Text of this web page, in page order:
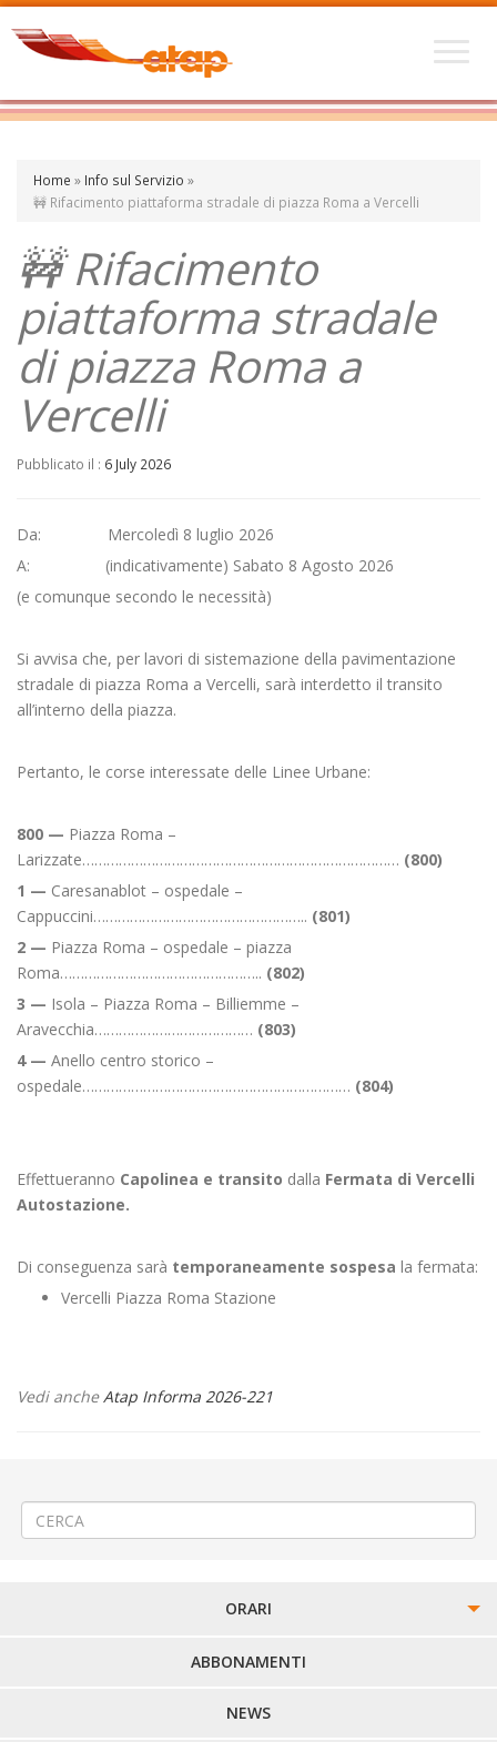
Home » Info sul Servizio »
🚧 Rifacimento piattaforma stradale di piazza Roma a Vercelli
🚧 Rifacimento
piattaforma stradale
di piazza Roma a
Vercelli
Pubblicato il : 6 July 2026
Da: Mercoledì 8 luglio 2026
A: (indicativamente) Sabato 8 Agosto 2026
(e comunque secondo le necessità)
Si avvisa che, per lavori di sistemazione della pavimentazione
stradale di piazza Roma a Vercelli, sarà interdetto il transito
all’interno della piazza.
Pertanto, le corse interessate delle Linee Urbane:
800 — Piazza Roma –
Larizzate…………………………………………………………………… (800)
1 — Caresanablot – ospedale –
Cappuccini…………………………………………….. (801)
2 — Piazza Roma – ospedale – piazza
Roma………………………………………….. (802)
3 — Isola – Piazza Roma – Billiemme –
Aravecchia………………………………… (803)
4 — Anello centro storico –
ospedale………………………………………………………… (804)
Effettueranno Capolinea e transito dalla Fermata di Vercelli
Autostazione.
Di conseguenza sarà temporaneamente sospesa la fermata:
Vercelli Piazza Roma Stazione
Vedi ancheAtap Informa 2026-221
ORARI
PERCORSI URBANI IN BIELLA
LINEE URBANE VERCELLI
ABBONAMENTI
NEWS